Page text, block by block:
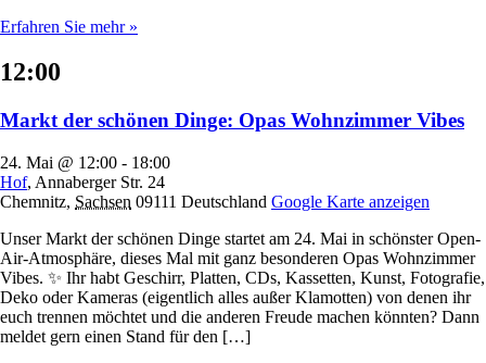
Erfahren Sie mehr »
12:00
Markt der schönen Dinge: Opas Wohnzimmer Vibes
24. Mai @ 12:00 - 18:00
Hof, Annaberger Str. 24
Chemnitz, Sachsen 09111 Deutschland Google Karte anzeigen
Unser Markt der schönen Dinge startet am 24. Mai in schönster Open-
Air-Atmosphäre, dieses Mal mit ganz besonderen Opas Wohnzimmer
Vibes. ✨ Ihr habt Geschirr, Platten, CDs, Kassetten, Kunst, Fotografie,
Deko oder Kameras (eigentlich alles außer Klamotten) von denen ihr
euch trennen möchtet und die anderen Freude machen könnten? Dann
meldet gern einen Stand für den […]